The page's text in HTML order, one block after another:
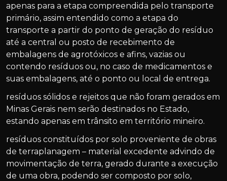
apenas para a etapa compreendida pelo transporte
primário, assim entendido como a etapa do
transporte a partir do ponto de geração do resíduo
até a central ou posto de recebimento de
embalagens de agrotóxicos e afins, vazias ou
contendo resíduos ou, no caso de medicamentos e
suas embalagens, até o ponto ou local de entrega.
resíduos sólidos e rejeitos que não foram gerados em
Minas Gerais nem serão destinados no Estado,
estando apenas em trânsito em território mineiro.
resíduos constituídos por solo proveniente de obras
de terraplanagem – material excedente advindo de
movimentação de terra, gerado durante a execução
de uma obra, podendo ser composto por solo,